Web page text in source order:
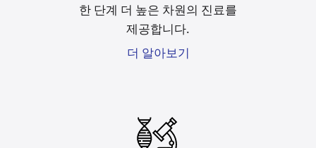
한 단계 더 높은 차원의 진료를
제공합니다.
더 알아보기